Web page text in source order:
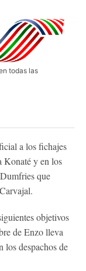
todas las
a los fichajes
Konaté y en los
que
objetivos
de Enzo lleva
los despachos de